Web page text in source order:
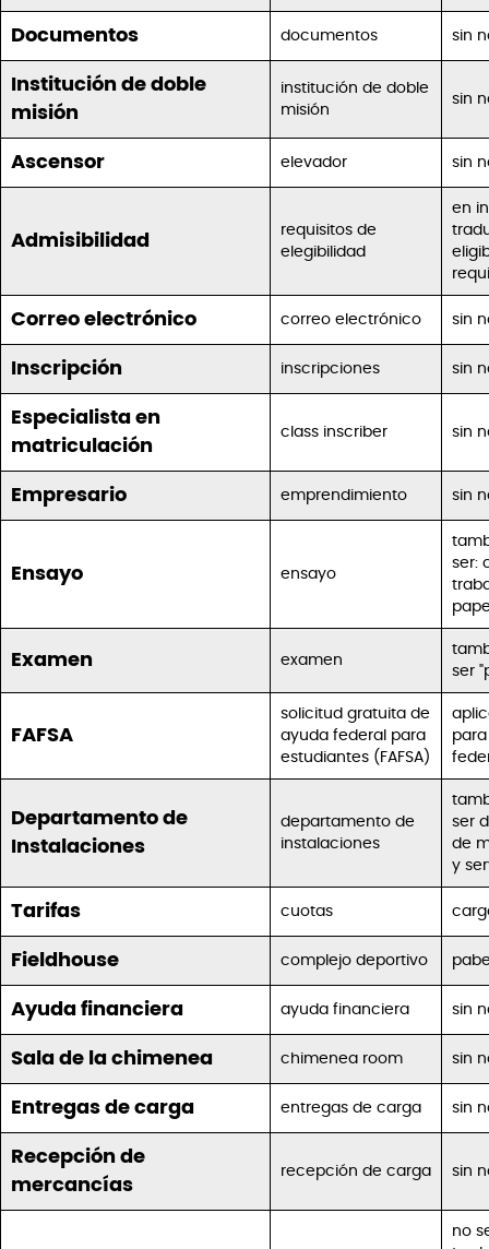
Documentos documentos sin
Institución de doble
misión
institución de doble
misión
sin
Ascensor elevador sin
Admisibilidad
requisitos de
elegibilidad
en
Correo electrónico correo electrónico sin
Inscripción inscripciones sin
Especialista en
matriculación
class inscriber sin
Empresario emprendimiento sin
Ensayo ensayo
ser:
Examen examen
ser "
FAFSA
solicitud gratuita de
ayuda federal para
estudiantes (FAFSA)
Departamento de
Instalaciones
departamento de
instalaciones
ser
de
y
Tarifas cuotas
Fieldhouse complejo deportivo
Ayuda financiera ayuda financiera sin
Sala de la chimenea chimenea room sin
Entregas de carga entregas de carga sin
Recepción de
mercancías
recepción de carga sin
no